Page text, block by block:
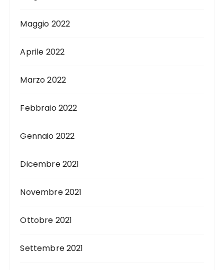
Maggio 2022
Aprile 2022
Marzo 2022
Febbraio 2022
Gennaio 2022
Dicembre 2021
Novembre 2021
Ottobre 2021
Settembre 2021